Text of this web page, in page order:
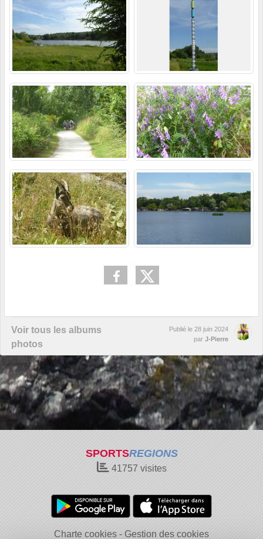
Voir tous les albums
photos
Publié le 28 juin 2024
par J-Pierre
SPORTSREGIONS
41757 visites
Charte cookies Gestion des cookies